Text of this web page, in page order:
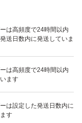
は高頻度で24時間以内
送日数内に発送していま
は高頻度で24時間以内
ます
は設定した発送日数内に
す
いいね！
1,380